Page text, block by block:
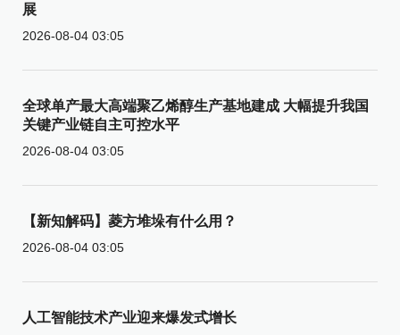
展
2026-08-04 03:05
全球单产最大高端聚乙烯醇生产基地建成 大幅提升我国
关键产业链自主可控水平
2026-08-04 03:05
【新知解码】菱方堆垛有什么用？
2026-08-04 03:05
人工智能技术产业迎来爆发式增长